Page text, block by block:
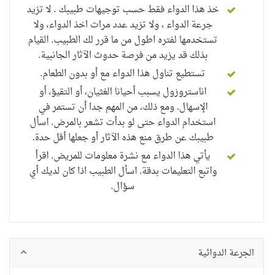
خذ هذا الدواء فقط حسب توجيهات طبيبك . لا تزيد
جرعة الدواء ، ولا تزيد عدد مرات اخذ الدواء، ولا
تستخدمها لفتره اطول من ما قرر لك الطبيب. القيام
بذلك قد يزيد من فرصة حدوث الآثار الجانبية.
تستطيع تناول هذا الدواء مع أو بدون الطعام.
اناستروزول يسبب أحيانا الغثيان، أو التقيؤ، أو
الإسهال. ومع ذلك، من المهم جدا أن تستمر في
استخدام الدواء حتى لو بدأت تشعر بالمرض. اسأل
طبيبك عن طرق منع هذه الآثار أو جعلها أقل حدة.
يأتي هذا الدواء مع نشرة معلومات للمريض. اقرأ
واتبع التعليمات بدقة. اسأل الطبيب اذا كان لديك أي
سؤال.
الجرعة الدوائية